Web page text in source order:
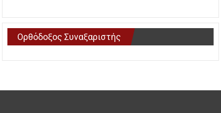
Ορθόδοξος Συναξαριστής